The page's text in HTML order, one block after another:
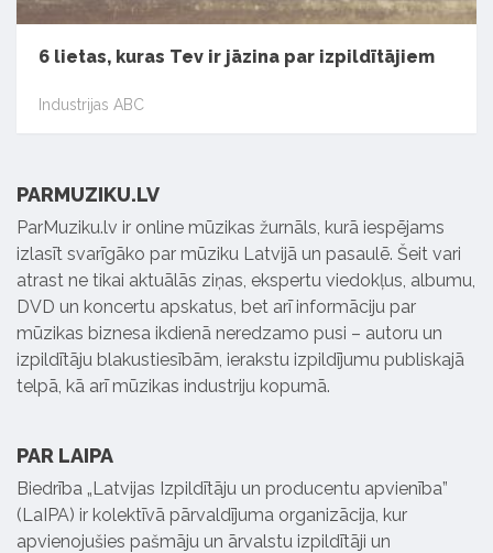
6 lietas, kuras Tev ir jāzina par izpildītājiem
Industrijas ABC
PARMUZIKU.LV
ParMuziku.lv ir online mūzikas žurnāls, kurā iespējams
izlasīt svarīgāko par mūziku Latvijā un pasaulē. Šeit vari
atrast ne tikai aktuālās ziņas, ekspertu viedokļus, albumu,
DVD un koncertu apskatus, bet arī informāciju par
mūzikas biznesa ikdienā neredzamo pusi – autoru un
izpildītāju blakustiesībām, ierakstu izpildījumu publiskajā
telpā, kā arī mūzikas industriju kopumā.
PAR LAIPA
Biedrība „Latvijas Izpildītāju un producentu apvienība”
(LaIPA) ir kolektīvā pārvaldījuma organizācija, kur
apvienojušies pašmāju un ārvalstu izpildītāji un